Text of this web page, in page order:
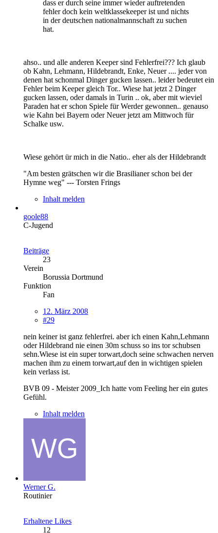
dass er durch seine immer wieder auftretenden
fehler doch kein weltklassekeeper ist und nichts
in der deutschen nationalmannschaft zu suchen
hat.
ahso.. und alle anderen Keeper sind Fehlerfrei??? Ich glaub
ob Kahn, Lehmann, Hildebrandt, Enke, Neuer .... jeder von
denen hat schonmal Dinger gucken lassen.. leider bedeutet ein
Fehler beim Keeper gleich Tor.. Wiese hat jetzt 2 Dinger
gucken lassen, oder damals in Turin .. ok, aber mit wieviel
Paraden hat er schon Spiele für Werder gewonnen.. genauso
wie Kahn bei Bayern oder Neuer jetzt am Mittwoch für
Schalke usw.
Wiese gehört ür mich in die Natio.. eher als der Hildebrandt
"Am besten grätschen wir die Brasilianer schon bei der
Hymne weg" --- Torsten Frings
Inhalt melden
goole88
C-Jugend
Beiträge
23
Verein
Borussia Dortmund
Funktion
Fan
12. März 2008
#29
nein keiner ist ganz fehlerfrei. aber ich einen Kahn,Lehmann
oder Hildebrand nie einen 30m schuss so ins tor schubsen
sehn.Wiese ist ein super torwart,doch seine schwachen nerven
machen ihm zu einem torwart,auf den in wichtigen spielen
kein verlass ist.
BVB 09 - Meister 2009_Ich hatte vom Feeling her ein gutes
Gefühl.
Inhalt melden
Werner G.
Routinier
Erhaltene Likes
12